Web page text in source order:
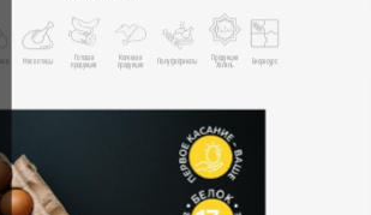
Мясо птицы
Готовая
продукция
Копченая
продукция
Полуфабрикаты
Продукция
Халяль
Биоресурс